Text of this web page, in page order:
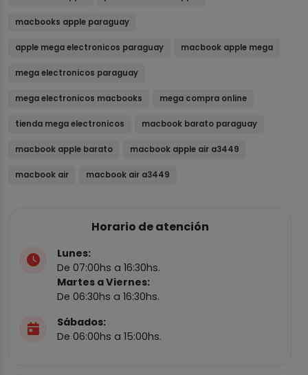
macbooks apple paraguay
apple mega electronicos paraguay macbook apple mega
mega electronicos paraguay
mega electronicos macbooks mega compra online
tienda mega electronicos macbook barato paraguay
macbook apple barato macbook apple air a3449
macbook air macbook air a3449
Horario de atención
Lunes:
De 07:00hs a 16:30hs.
Martes a Viernes:
De 06:30hs a 16:30hs.
Sábados:
De 06:00hs a 15:00hs.